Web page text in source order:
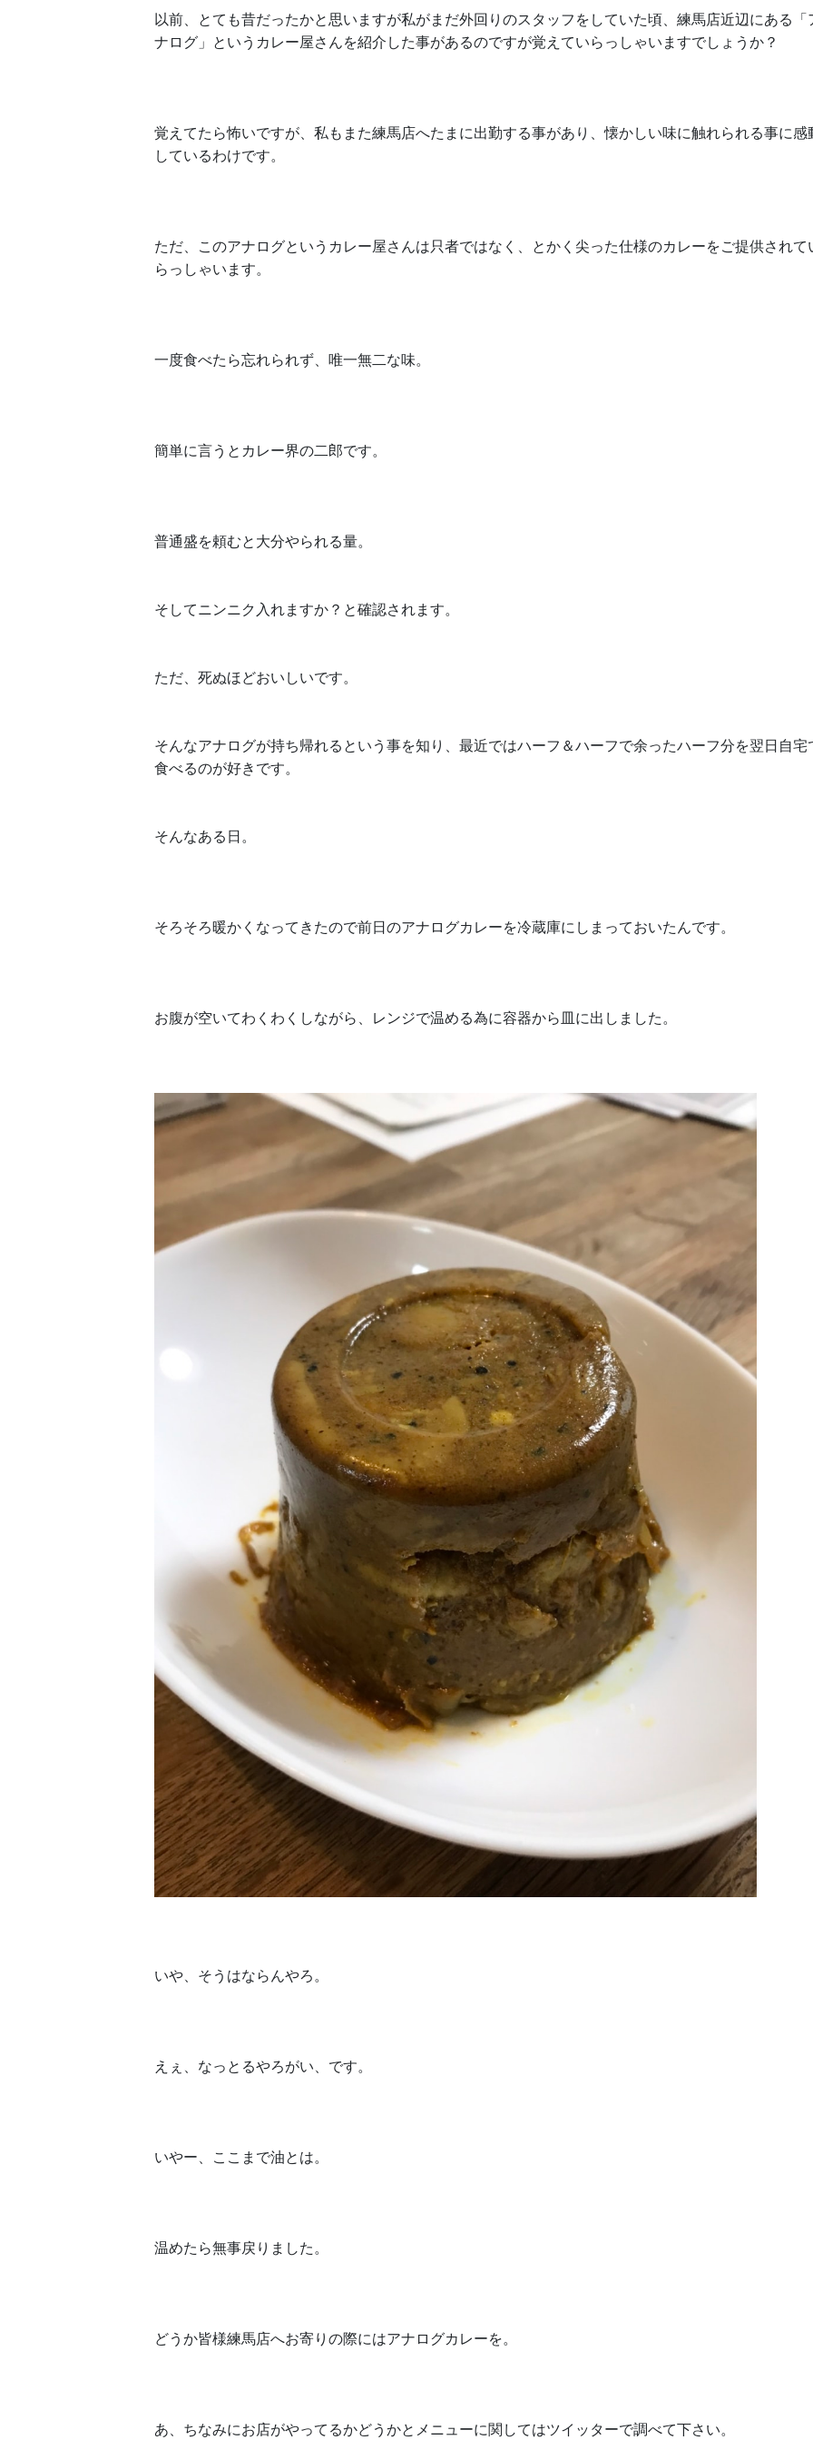
以前、とても昔だったかと思いますが私がまだ外回りのスタッフをしていた頃、練馬店近辺にある「
ナログ」というカレー屋さんを紹介した事があるのですが覚えていらっしゃいますでしょうか？
覚えてたら怖いですが、私もまた練馬店へたまに出勤する事があり、懐かしい味に触れられる事に感
しているわけです。
ただ、このアナログというカレー屋さんは只者ではなく、とかく尖った仕様のカレーをご提供されて
らっしゃいます。
一度食べたら忘れられず、唯一無二な味。
簡単に言うとカレー界の二郎です。
普通盛を頼むと大分やられる量。
そしてニンニク入れますか？と確認されます。
ただ、死ぬほどおいしいです。
そんなアナログが持ち帰れるという事を知り、最近ではハーフ＆ハーフで余ったハーフ分を翌日自宅
食べるのが好きです。
そんなある日。
そろそろ暖かくなってきたので前日のアナログカレーを冷蔵庫にしまっておいたんです。
お腹が空いてわくわくしながら、レンジで温める為に容器から皿に出しました。
いや、そうはならんやろ。
えぇ、なっとるやろがい、です。
いやー、ここまで油とは。
温めたら無事戻りました。
どうか皆様練馬店へお寄りの際にはアナログカレーを。
あ、ちなみにお店がやってるかどうかとメニューに関してはツイッターで調べて下さい。